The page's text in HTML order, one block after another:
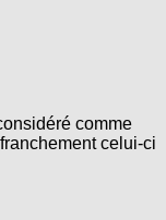
comme
celui-ci